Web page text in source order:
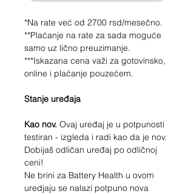
*Na rate već od 2700 rsd/mesečno.
**Plaćanje na rate za sada moguće
samo uz lično preuzimanje.
***Iskazana cena važi za gotovinsko,
online i plaćanje pouzećem.
Stanje uređaja
Kao nov. Ovaj uređaj je u potpunosti
testiran - izgleda i radi kao da je nov.
Dobijaš odličan uređaj po odličnoj
ceni!
Ne brini za Battery Health u ovom
uredjaju se nalazi potpuno nova